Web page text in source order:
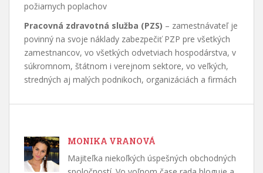
požiarnych poplachov
Pracovná zdravotná služba (PZS) – zamestnávateľ je
povinný na svoje náklady zabezpečiť PZP pre všetkých
zamestnancov, vo všetkých odvetviach hospodárstva, v
súkromnom, štátnom i verejnom sektore, vo veľkých,
stredných aj malých podnikoch, organizáciách a firmách
MONIKA VRANOVÁ
Majiteľka niekoľkých úspešných obchodných